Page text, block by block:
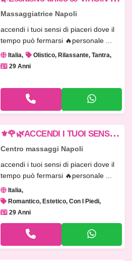
Massaggiatrice Napoli
accendi i tuoi sensi di piaceri dove il
tempo può fermarsi 🔥personale ...
Italia
Olistico, Rilassante, Tantra
29 Anni
⚜
️🌹🌿ACCENDI I TUOI SENSI DI PIACERI DOVE IL TEMPO PUÒ FERMARSI⚜️il VIRGIN
Centro massaggi Napoli
accendi i tuoi sensi di piaceri dove il
tempo può fermarsi 🔥personale ...
Italia
Romantico, Estetico, Con I Piedi
29 Anni